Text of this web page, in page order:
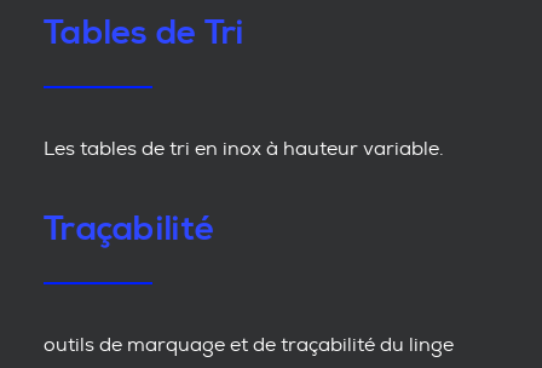
Tables de Tri
Les tables de tri en inox à hauteur variable.
Traçabilité
outils de marquage et de traçabilité du linge